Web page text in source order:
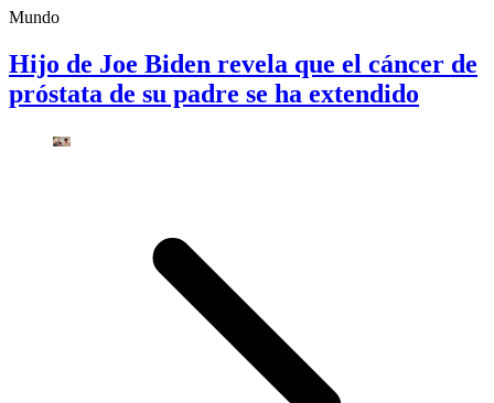
Mundo
Hijo de Joe Biden revela que el cáncer de
próstata de su padre se ha extendido